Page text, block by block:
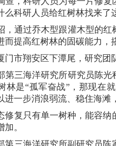
么科研人员给红树林找来了
，通过乔木型跟灌木型的
而提高红树林的固碳能力，
门市翔安区下潭尾，研究团
第三海洋研究所研究员陈光
林是“孤军奋战”，那现在
进一步消浪弱流、稳住海滩
修复只有单一树种，能容
。
第三海洋研究所副研究员